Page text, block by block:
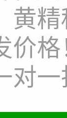
黄
价
对